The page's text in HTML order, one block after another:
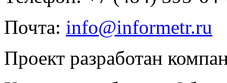
Почта: info@informetr.ru
Проект разработан